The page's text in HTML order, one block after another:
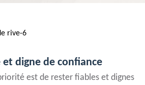
et digne de confiance
est de rester fiables et dignes